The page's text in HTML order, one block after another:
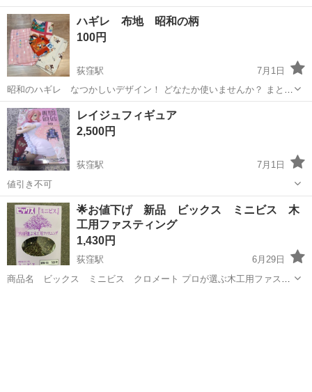
行直帰OK ・一部車・自転車・バイク通勤OK ・週1～OK ・日払い・
週払いOK、現金手渡しも可能です! <仕事内容> 建築・土木工事現場
で...
アルバイト・パート
ハギレ 布地 昭和の柄
100円
荻窪駅
7月1日
昭和のハギレ なつかしいデザイン！ どなたか使いませんか？ まとめ
て¥100
東京 杉並区 荻窪駅 その他
レイジュフィギュア
2,500円
荻窪駅
7月1日
値引き不可
東京 杉並区 荻窪駅 その他
🌟お値下げ 新品 ビックス ミニビス 木
工用ファスティング
1,430円
荻窪駅
6月29日
商品名 ビックス ミニビス クロメート プロが選ぶ木工用ファステ